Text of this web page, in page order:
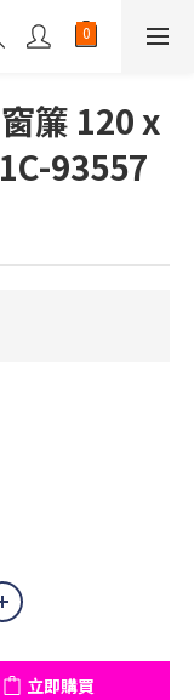
簾 120 x
93557
立即購買